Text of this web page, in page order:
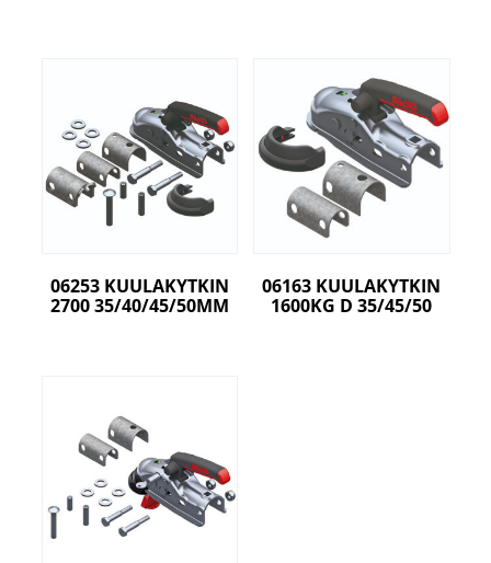
06253 KUULAKYTKIN
2700 35/40/45/50MM
06163 KUULAKYTKIN
1600KG D 35/45/50